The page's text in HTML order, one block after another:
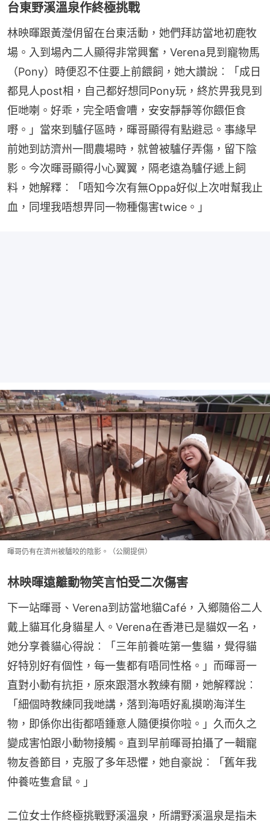
台東野溪溫泉作終極挑戰
林映暉跟黃瀅仴留在台東活動，她們拜訪當地初鹿牧
場。入到場內二人顯得非常興奮，Verena見到寵物馬
（Pony）時便忍不住要上前餵飼，她大讚說︰「成日
都見人post相，自己都好想同Pony玩，終於畀我見到
佢哋喇。好乖，完全唔會嘈，安安靜靜等你餵佢食
嘢。」當來到驢仔區時，暉哥顯得有點避忌。事緣早
前她到訪濟州一間農場時，就曾被驢仔弄傷，留下陰
影。今次暉哥顯得小心翼翼，隔老遠為驢仔遞上飼
料，她解釋︰「唔知今次有無Oppa好似上次咁幫我止
血，同埋我唔想畀同一物種傷害twice。」
暉哥仍有在濟州被驢咬的陰影。（公關提供）
林映暉遠離動物笑言怕受二次傷害
下一站暉哥、Verena到訪當地貓Café，入鄉隨俗二人
戴上貓耳化身貓星人。Verena在香港已是貓奴一名，
她分享養貓心得說︰「三年前養咗第一隻貓，覺得貓
好特別好有個性，每一隻都有唔同性格。」而暉哥一
直對小動有抗拒，原來跟潛水教練有關，她解釋說︰
「細個時教練同我哋講，落到海唔好亂摸啲海洋生
物，即係你出街都唔鍾意人隨便摸你啦。」久而久之
變成害怕跟小動物接觸。直到早前暉哥拍攝了一輯寵
物友善節目，克服了多年恐懼，她自豪說︰「舊年我
仲養咗隻倉鼠。」
二位女士作終極挑戰野溪溫泉，所謂野溪溫泉是指未